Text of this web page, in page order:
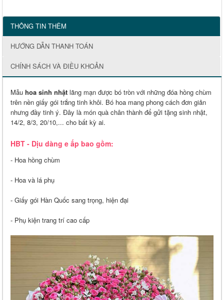
THÔNG TIN THÊM
HƯỚNG DẪN THANH TOÁN
CHÍNH SÁCH VÀ ĐIỀU KHOẢN
Mẫu hoa sinh nhật lãng mạn được bó tròn với những đóa hồng chùm
trên nền giấy gói trắng tinh khôi. Bó hoa mang phong cách đơn giản
nhưng đầy tinh ý. Đây là món quà chân thành để gửi tặng sinh nhật,
14/2, 8/3, 20/10,... cho bất kỳ ai.
HBT - Dịu dàng e ấp bao gồm:
- Hoa hồng chùm
- Hoa và lá phụ
- Giấy gói Hàn Quốc sang trọng, hiện đại
- Phụ kiện trang trí cao cấp